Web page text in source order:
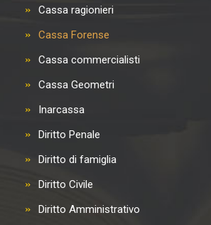
Cassa ragionieri
Cassa Forense
Cassa commercialisti
Cassa Geometri
Inarcassa
Diritto Penale
Diritto di famiglia
Diritto Civile
Diritto Amministrativo